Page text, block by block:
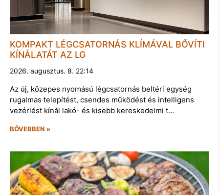
KOMPAKT LÉGCSATORNÁS KLÍMÁVAL BŐVÍTI
KÍNÁLATÁT AZ LG
2026. augusztus. 8. 22:14
Az új, közepes nyomású légcsatornás beltéri egység
rugalmas telepítést, csendes működést és intelligens
vezérlést kínál lakó- és kisebb kereskedelmi t…
BŐVEBBEN »